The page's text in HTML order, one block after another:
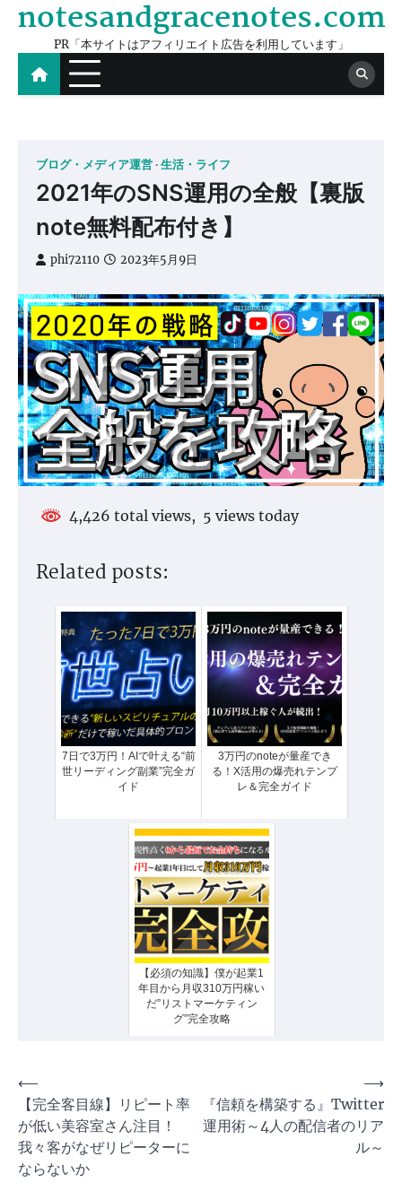
Skip
content
notesandgracenotes.com
PR「本サイトはアフィリエイト広告を利用しています」
ブログ・メディア運営 生活・ライフ
2021年のSNS運用の全般【裏版
note無料配布付き】
phi72110 2023年5月9日
4,426 total views, 5 views today
Related posts:
7日で3万円！AIで叶える“前
世リーディング副業”完全ガ
イド
3万円のnoteが量産でき
る！X活用の爆売れテンプ
レ＆完全ガイド
【必須の知識】僕が起業1
年目から月収310万円稼い
だ”リストマーケティン
グ”完全攻略
投
稿
ナ
ビ
⟵
【完全客目線】リピート率
が低い美容室さん注目！
我々客がなぜリピーターに
ならないか
『信頼を構築する』Twitter
運用術～4人の配信者のリア
ル～
⟶